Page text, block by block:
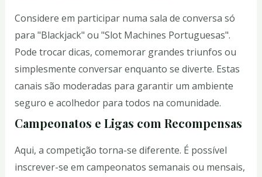
Considere em participar numa sala de conversa só
para "Blackjack" ou "Slot Machines Portuguesas".
Pode trocar dicas, comemorar grandes triunfos ou
simplesmente conversar enquanto se diverte. Estas
canais são moderadas para garantir um ambiente
seguro e acolhedor para todos na comunidade.
Campeonatos e Ligas com Recompensas
Aqui, a competição torna-se diferente. É possível
inscrever-se em campeonatos semanais ou mensais,